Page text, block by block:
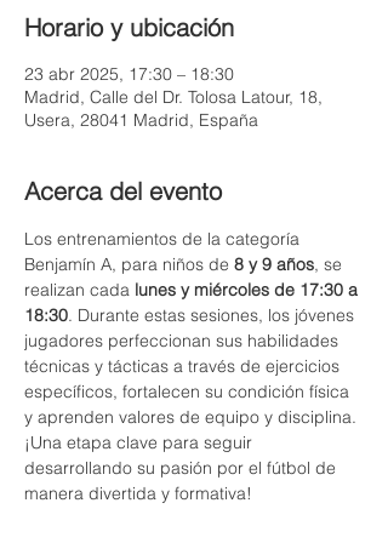
Horario y ubicación
23 abr 2025, 17:30 – 18:30
Madrid, Calle del Dr. Tolosa Latour, 18,
Usera, 28041 Madrid, España
Acerca del evento
Los entrenamientos de la categoría
Benjamín A, para niños de 8 y 9 años, se
realizan cada lunes y miércoles de 17:30 a
18:30. Durante estas sesiones, los jóvenes
jugadores perfeccionan sus habilidades
técnicas y tácticas a través de ejercicios
específicos, fortalecen su condición física
y aprenden valores de equipo y disciplina.
¡Una etapa clave para seguir
desarrollando su pasión por el fútbol de
manera divertida y formativa!